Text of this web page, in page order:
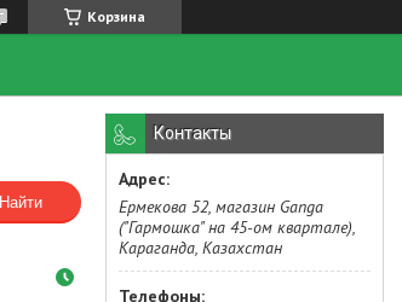
Корзина
Найти
Контакты
Ермекова 52, магазин Ganga
("Гармошка" на 45-ом квартале),
Караганда, Казахстан